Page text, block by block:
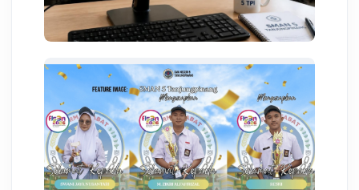
06 Agst 2026 00:59
PRESTASI
Banggakan Sekolah! Siswa SMAN 5
Tanjungpinang Borong Juara di
FLS3N Tingkat Provinsi 2026